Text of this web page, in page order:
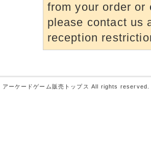
from your order or
please contact us
reception
アーケードゲーム販売トップス All rights reserved.